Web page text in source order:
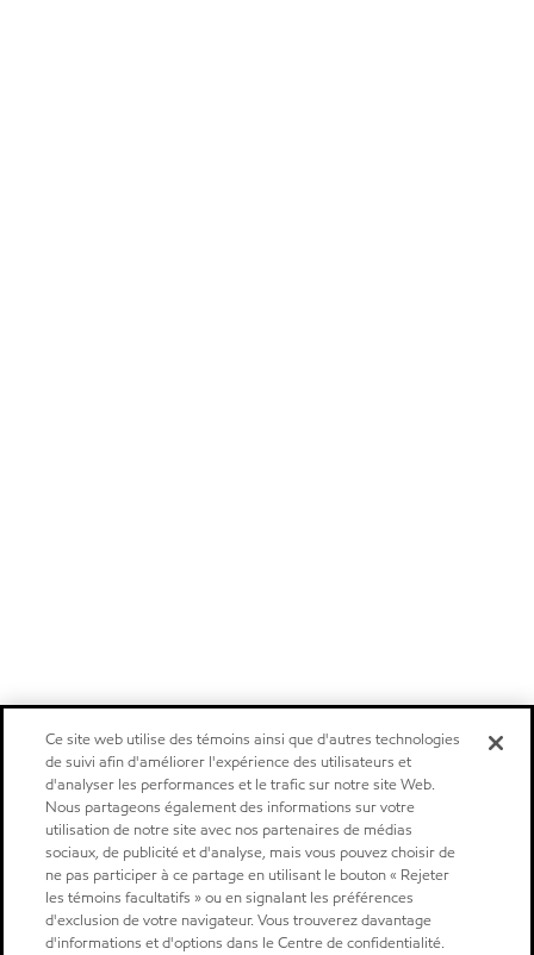
Ce site web utilise des témoins ainsi que d'autres technologies
de suivi afin d'améliorer l'expérience des utilisateurs et
d'analyser les performances et le trafic sur notre site Web.
Nous partageons également des informations sur votre
utilisation de notre site avec nos partenaires de médias
sociaux, de publicité et d'analyse, mais vous pouvez choisir de
ne pas participer à ce partage en utilisant le bouton « Rejeter
les témoins facultatifs » ou en signalant les préférences
d'exclusion de votre navigateur. Vous trouverez davantage
d'informations et d'options dans le Centre de confidentialité.